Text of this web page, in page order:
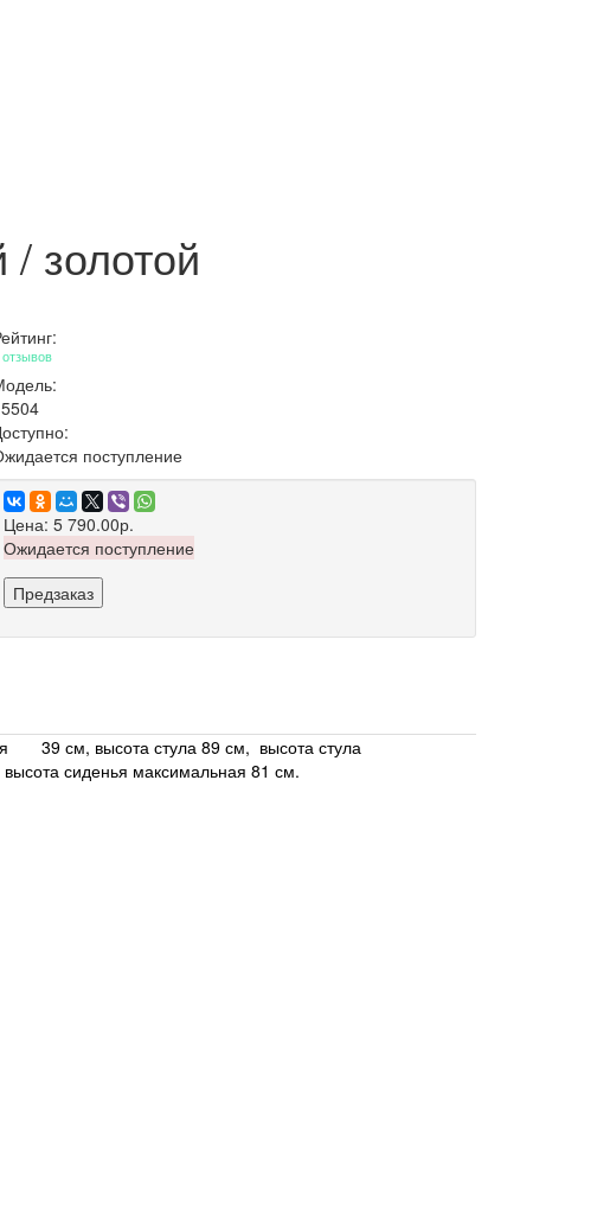
золотой
поступление
Цена: 5 790.00р.
Ожидается поступление
Предзаказ
39 см, высота стула 89 см, высота стула
сиденья максимальная 81 см.